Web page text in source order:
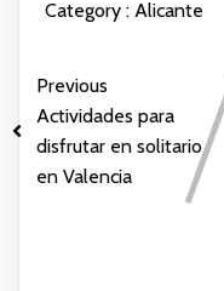
Category : Alicante
Previous
Actividades para
disfrutar en solitario
en Valencia